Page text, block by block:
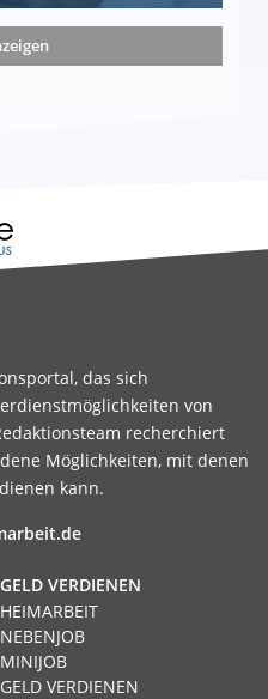
das sich
von
recherchiert
Möglichkeiten, mit denen
kann.
GELD VERDIENEN
HEIMARBEIT
NEBENJOB
MINIJOB
GELD VERDIENEN